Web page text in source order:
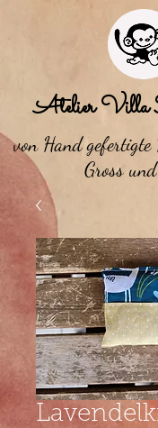
Atelier Villa
von Hand
Gross